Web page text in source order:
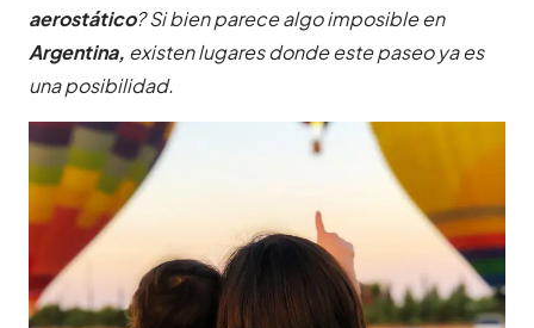
aerostático? Si bien parece algo imposible en
Argentina, existen lugares donde este paseo ya es
una posibilidad.